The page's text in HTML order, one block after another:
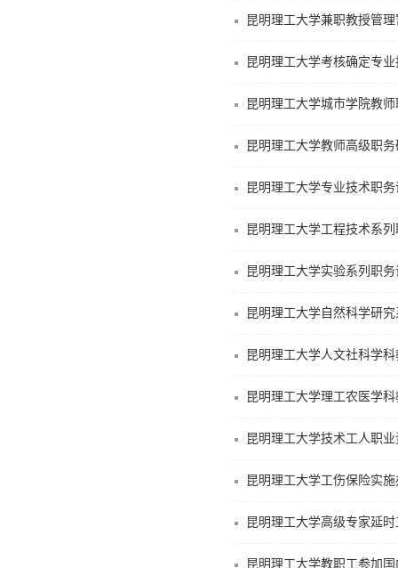
昆明理工大学兼职教授管
昆明理工大学考核确定专
昆明理工大学城市学院教
昆明理工大学教师高级职
昆明理工大学专业技术职
昆明理工大学工程技术系
昆明理工大学实验系列职
昆明理工大学自然科学研
昆明理工大学人文社科学
昆明理工大学理工农医学
昆明理工大学技术工人职
昆明理工大学工伤保险实
昆明理工大学高级专家延
昆明理工大学教职工参加